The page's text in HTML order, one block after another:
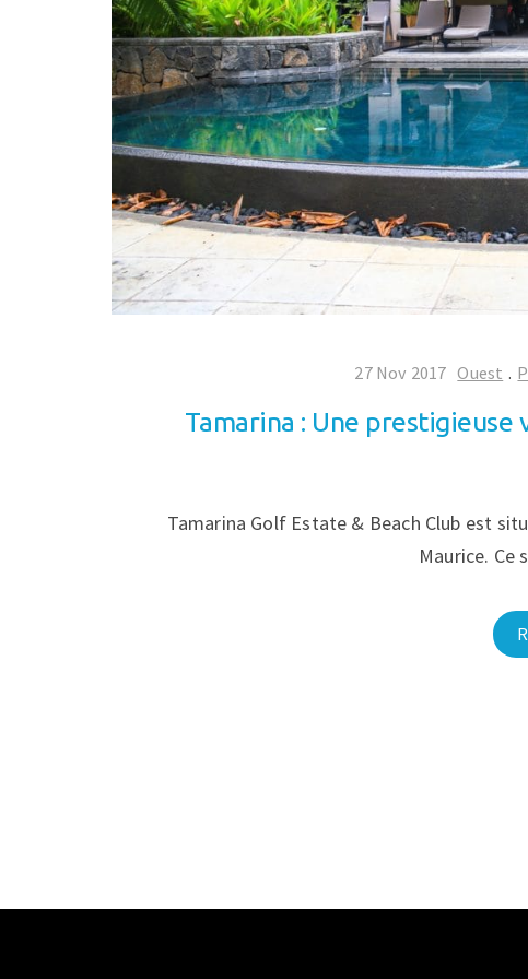
27 Nov 2017 Ouest .
Tamarina : Une
Tamarina Golf Estate & Beach Club est
Maurice. Ce